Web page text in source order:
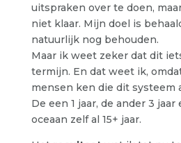
uitspraken over te doen,
niet klaar. Mijn doel is
natuurlijk nog behouden.
Maar ik weet zeker dat dit
termijn. En dat weet ik,
mensen ken die dit systeem
De een 1 jaar, de ander 3
oceaan zelf al 15+ jaar.